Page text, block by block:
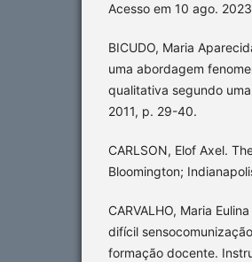
Acesso em 10 ago.
BICUDO, Maria
uma abordagem
qualitativa segundo
2011, p. 29-40.
CARLSON, Elof Axel.
Bloomington;
CARVALHO, Maria
difícil
formação docente.